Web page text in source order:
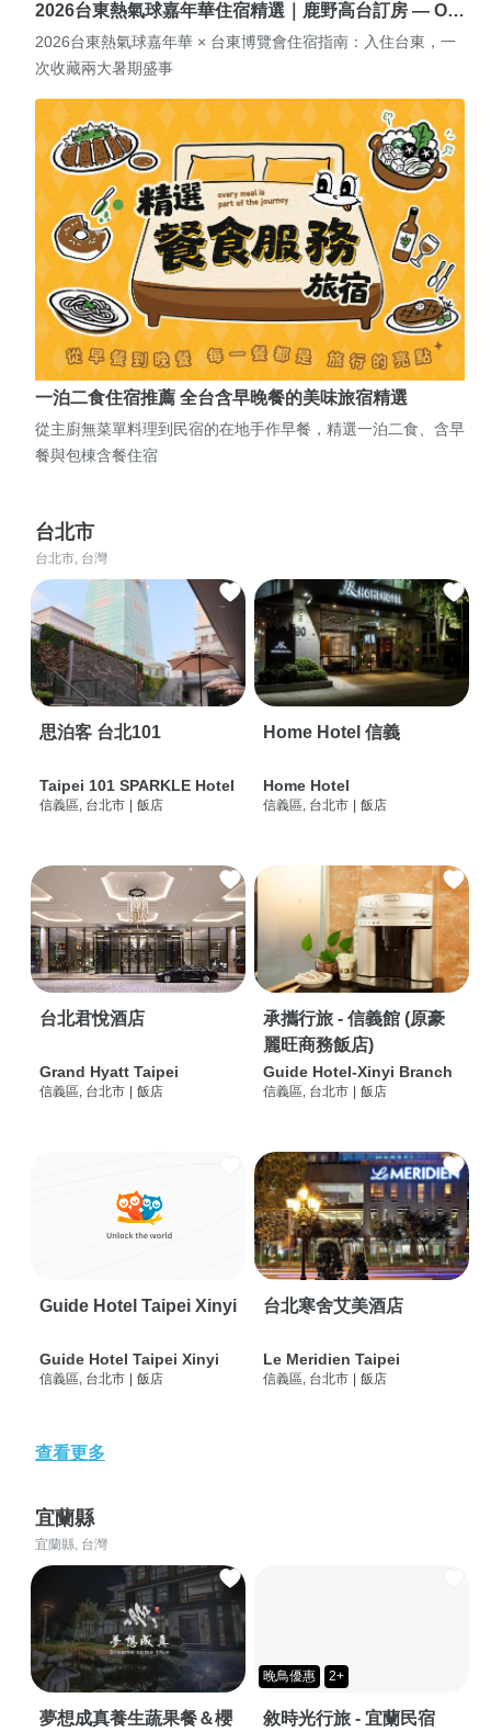
2026台東熱氣球嘉年華住宿精選｜鹿野高台訂房 — O…
2026台東熱氣球嘉年華 × 台東博覽會住宿指南：入住台東，一
次收藏兩大暑期盛事
一泊二食住宿推薦 全台含早晚餐的美味旅宿精選
從主廚無菜單料理到民宿的在地手作早餐，精選一泊二食、含早
餐與包棟含餐住宿
台北市
台北市, 台灣
思泊客 台北101
Taipei 101 SPARKLE Hotel
信義區, 台北市 飯店
Home Hotel 信義
Home Hotel
信義區, 台北市 飯店
台北君悅酒店
Grand Hyatt Taipei
信義區, 台北市 飯店
承攜行旅 - 信義館 (原豪
麗旺商務飯店)
Guide Hotel-Xinyi Branch
信義區, 台北市 飯店
Guide Hotel Taipei Xinyi
Guide Hotel Taipei Xinyi
信義區, 台北市 | 飯店
台北寒舍艾美酒店
Le Meridien Taipei
信義區, 台北市 | 飯店
查看更多
宜蘭縣
宜蘭縣, 台灣
夢想成真養生蔬果餐＆櫻
晚鳥優惠 2+
敘時光行旅 - 宜蘭民宿